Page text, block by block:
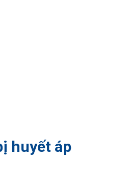
huyết áp